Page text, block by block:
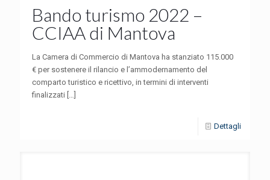
Bando turismo 2022 –
CCIAA di Mantova
La Camera di Commercio di Mantova ha stanziato 115.000
€ per sostenere il rilancio e l’ammodernamento del
comparto turistico e ricettivo, in termini di interventi
finalizzati […]
Dettagli